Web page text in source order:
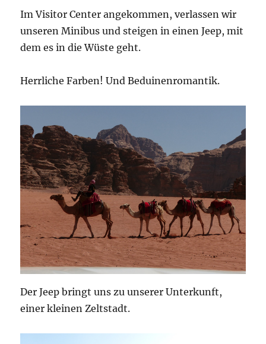
Im Visitor Center angekommen, verlassen wir
unseren Minibus und steigen in einen Jeep, mit
dem es in die Wüste geht.
Herrliche Farben! Und Beduinenromantik.
Der Jeep bringt uns zu unserer Unterkunft,
einer kleinen Zeltstadt.